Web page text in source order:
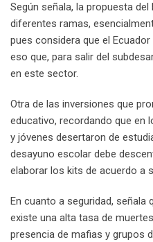
Según señala, la propuesta
diferentes ramas,
pues considera que el
eso que, para salir del
en este sector.
Otra de las inversiones que
educativo, recordando que en
y jóvenes desertaron de
desayuno escolar debe
elaborar los kits de acuerdo a
En cuanto a seguridad,
existe una alta tasa de
presencia de mafias y grupos